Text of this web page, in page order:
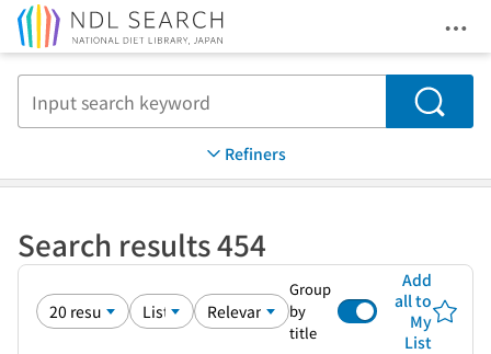
Search
Refiners
Search results 454
Group
by
title
Add
all to
My
List